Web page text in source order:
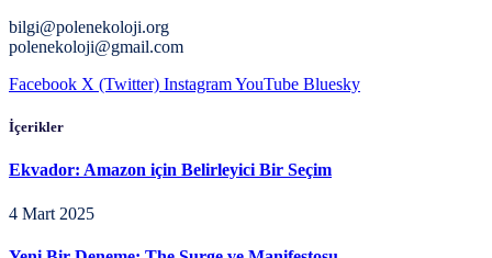
bilgi@polenekoloji.org
polenekoloji@gmail.com
Facebook X (Twitter) InstagramYouTube Bluesky
İçerikler
Ekvador: Amazon için Belirleyici Bir Seçim
4 Mart 2025